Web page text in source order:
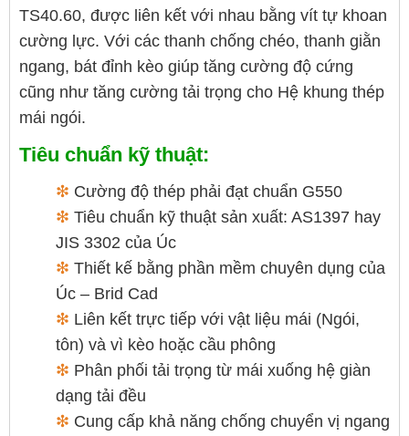
TS40.60, được liên kết với nhau bằng vít tự khoan
cường lực. Với các thanh chống chéo, thanh giằn
ngang, bát đỉnh kèo giúp tăng cường độ cứng
cũng như tăng cường tải trọng cho Hệ khung thép
mái ngói.
Tiêu chuẩn kỹ thuật:
❇ Cường độ thép phải đạt chuẩn G550
❇ Tiêu chuẩn kỹ thuật sản xuất: AS1397 hay
JIS 3302 của Úc
❇ Thiết kế bằng phần mềm chuyên dụng của
Úc – Brid Cad
❇ Liên kết trực tiếp với vật liệu mái (Ngói,
tôn) và vì kèo hoặc cầu phông
❇ Phân phối tải trọng từ mái xuống hệ giàn
dạng tải đều
❇ Cung cấp khả năng chống chuyển vị ngang